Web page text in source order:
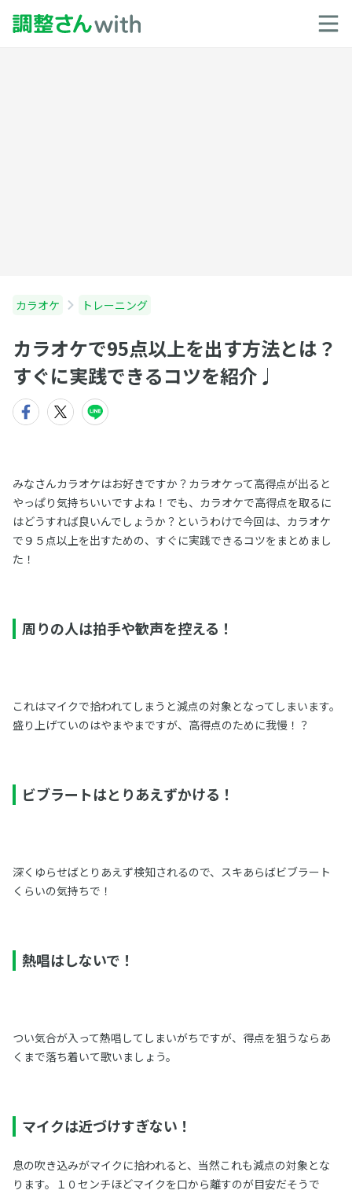
カラオケ トレーニング
カラオケで95点以上を出す方法とは？
すぐに実践できるコツを紹介♩
みなさんカラオケはお好きですか？カラオケって高得点が出ると
やっぱり気持ちいいですよね！でも、カラオケで高得点を取るに
はどうすれば良いんでしょうか？というわけで今回は、カラオケ
で９５点以上を出すための、すぐに実践できるコツをまとめまし
た！
周りの人は拍手や歓声を控える！
これはマイクで拾われてしまうと減点の対象となってしまいます。
盛り上げていのはやまやまですが、高得点のために我慢！？
ビブラートはとりあえずかける！
深くゆらせばとりあえず検知されるので、スキあらばビブラート
くらいの気持ちで！
熱唱はしないで！
つい気合が入って熱唱してしまいがちですが、得点を狙うならあ
くまで落ち着いて歌いましょう。
マイクは近づけすぎない！
息の吹き込みがマイクに拾われると、当然これも減点の対象とな
ります。１０センチほどマイクを口から離すのが目安だそうで